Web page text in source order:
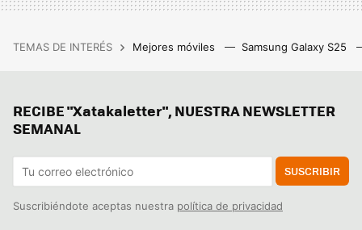
TEMAS DE INTERÉS Mejores móviles Samsung Galaxy S25
RECIBE "Xatakaletter", NUESTRA NEWSLETTER
SEMANAL
SUSCRIBIR
Suscribiéndote aceptas nuestra política de privacidad